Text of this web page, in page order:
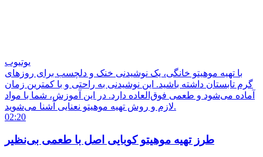
یوتیوب
با تهیه موهیتو خانگی، یک نوشیدنی خنک و دلچسب برای روزهای
گرم تابستان داشته باشید. این نوشیدنی به راحتی و با کمترین زمان
آماده می‌شود و طعمی فوق‌العاده دارد. در این آموزش، شما با مواد
لازم و روش تهیه موهیتو نعنایی آشنا می‌شوید.
02:20
طرز تهیه موهیتو کوبایی اصل با طعمی بی‌نظیر